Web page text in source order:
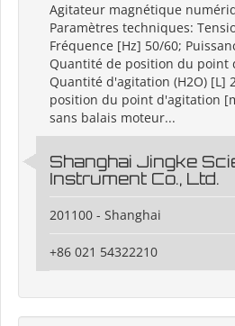
Agitateur magnétique
Paramètres techniques:
Fréquence [Hz] 50/60;
Quantité de position du point
Quantité d'agitation (H2O) [L]
position du point d'agitation
sans balais moteur...
Shanghai Jingke
Instrument Co., Ltd.
201100 - Shanghai
+86 021 54322210